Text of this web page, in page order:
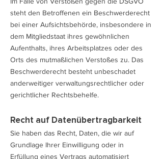
steht den Betroffenen ein Beschwerderecht
bei einer Aufsichtsbehörde, insbesondere in
dem Mitgliedstaat ihres gewöhnlichen
Aufenthalts, ihres Arbeitsplatzes oder des
Orts des mutmaßlichen Verstoßes zu. Das
Beschwerderecht besteht unbeschadet
anderweitiger verwaltungsrechtlicher oder
gerichtlicher Rechtsbehelfe.
Recht auf Daten­übertrag­barkeit
Sie haben das Recht, Daten, die wir auf
Grundlage Ihrer Einwilligung oder in
Erfüllung eines Vertrags automatisiert